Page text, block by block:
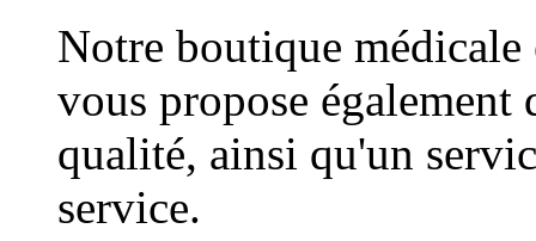
Notre boutique
vous propose également
qualité, ainsi qu'un
service.